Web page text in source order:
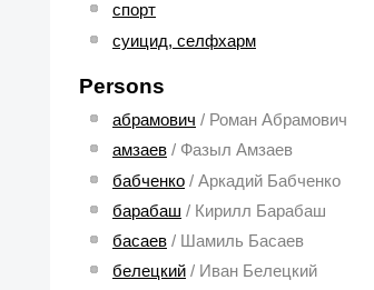
спорт
суицид, селфхарм
Persons
абрамович / Роман Абрамович
амзаев / Фазыл Амзаев
бабченко / Аркадий Бабченко
барабаш / Кирилл Барабаш
басаев / Шамиль Басаев
белецкий / Иван Белецкий